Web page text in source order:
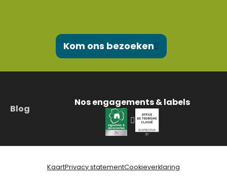
Kom ons bezoeken
Blog
Nos engagements & labels
KaartPrivacy statementCookieverklaring